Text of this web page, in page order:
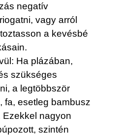
negatív
vagy arról
a kevésbé
Ha plázában,
szükséges
a legtöbbször
fa, esetleg bambusz
nagyon
szintén